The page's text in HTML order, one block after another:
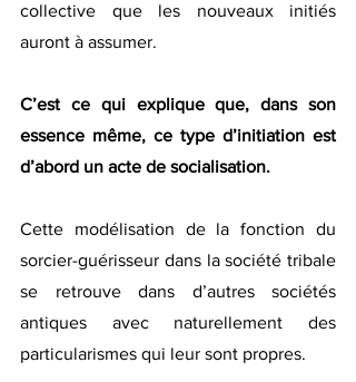
collective que les nouveaux initiés
auront à assumer.
C’est ce qui explique que, dans son
essence même, ce type d’initiation est
d’abord un acte de socialisation.
Cette modélisation de la fonction du
sorcier-guérisseur dans la société tribale
se retrouve dans d’autres sociétés
antiques avec naturellement des
particularismes qui leur sont propres.